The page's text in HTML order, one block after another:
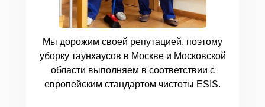
Мы дорожим своей репутацией, поэтому
уборку таунхаусов в Москве и Московской
области выполняем в соответствии с
европейским стандартом чистоты ESIS.